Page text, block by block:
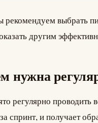
рекомендуем выбрать
другим
нужна
регулярно
спринт, и получает